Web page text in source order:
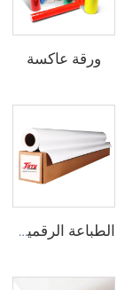
ورقة عاكسة
الطباعة الرقمية الفينيل